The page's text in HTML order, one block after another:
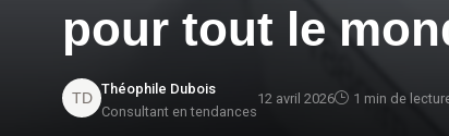
pour tout le
Théophile Dubois
Consultant en tendances
12 avril 2026 1 min de